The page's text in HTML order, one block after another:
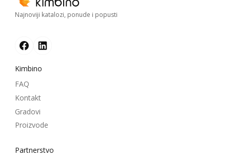
Najnoviji katalozi, ponude i popusti
Kimbino
FAQ
Kontakt
Gradovi
Proizvode
Partnerstvo